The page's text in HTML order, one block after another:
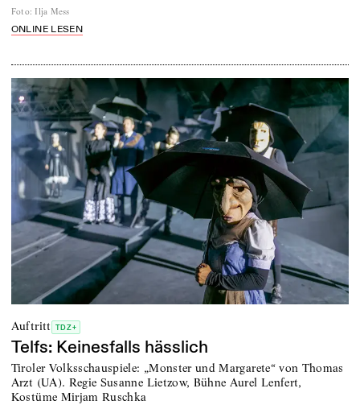
Foto: Ilja Mess
ONLINE LESEN
Auftritt TDZ+
Telfs: Keinesfalls hässlich
Tiroler Volksschauspiele: „Monster und Margarete“ von Thomas
Arzt (UA). Regie Susanne Lietzow, Bühne Aurel Lenfert,
Kostüme Mirjam Ruschka